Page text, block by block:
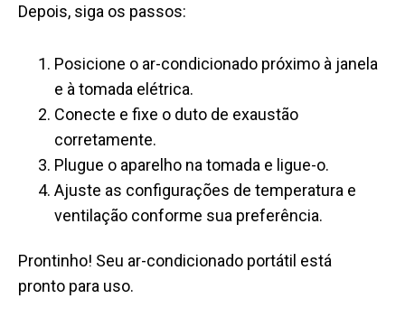
Depois, siga os passos:
Posicione o ar-condicionado próximo à janela
e à tomada elétrica.
Conecte e fixe o duto de exaustão
corretamente.
Plugue o aparelho na tomada e ligue-o.
Ajuste as configurações de temperatura e
ventilação conforme sua preferência.
Prontinho! Seu ar-condicionado portátil está
pronto para uso.